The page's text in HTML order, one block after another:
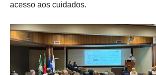
acesso aos cuidados.